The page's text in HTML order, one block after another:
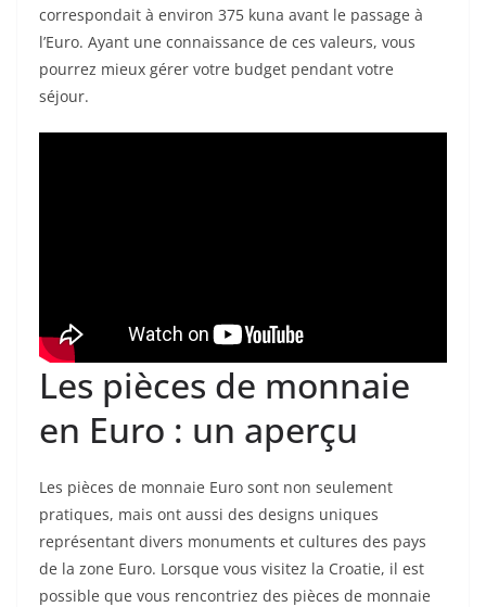
correspondait à environ 375 kuna avant le passage à
l’Euro. Ayant une connaissance de ces valeurs, vous
pourrez mieux gérer votre budget pendant votre
séjour.
Les pièces de monnaie
en Euro : un aperçu
Les pièces de monnaie Euro sont non seulement
pratiques, mais ont aussi des designs uniques
représentant divers monuments et cultures des pays
de la zone Euro. Lorsque vous visitez la Croatie, il est
possible que vous rencontriez des pièces de monnaie